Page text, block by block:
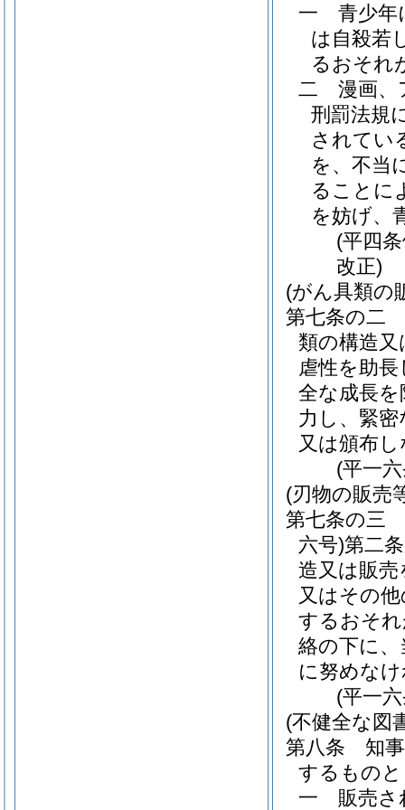
一
青少年
は自殺若
るおそれ
二
漫画、
刑罰法規
されてい
を、不当
ることに
を妨げ、
(平四
改正)
(がん具類の
第七条の二
類の構造
虐性を助
全な成長
力し、緊
又は頒布
(平一
(刃物の販売
第七条の三
六号)第二
造又は販
又はその
するおそ
絡の下に
に努めな
(平一
(不健全な図
第八条
知
するもの
一
販売